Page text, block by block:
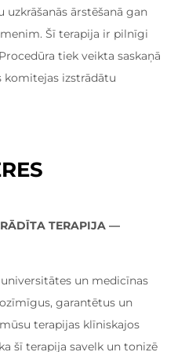
uzkrāšanās ārstēšanā gan
Šī terapija ir pilnīgi
tiek veikta saskaņā
komitejas izstrādātu
TERAPIJA —
un medicīnas
garantētus un
terapijas klīniskajos
šī terapija savelk un tonizē